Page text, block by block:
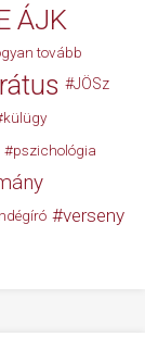
ÁJK
tovább
JÖSz
külügy
pszichológia
verseny